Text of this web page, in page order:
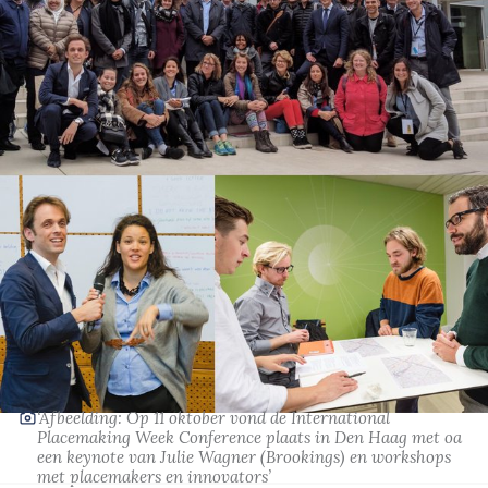
‘Afbeelding: Op 11 oktober vond de International
Placemaking Week Conference plaats in Den Haag met oa
een keynote van Julie Wagner (Brookings) en workshops
met placemakers en innovators’